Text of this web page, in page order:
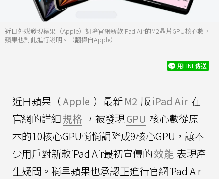
近日外媒發現蘋果（Apple）調降官網新款iPad Air的M2晶片GPU核心數，
蘋果也對此進行說明。（翻攝自Apple）
用LINE傳送
近日蘋果（Apple ）最新M2 版 iPad Air 在
官網的詳細規格 ，被發現GPU 核心數從原
本的10核心GPU悄悄調降成9核心GPU，讓不
少用戶對新款iPad Air最初宣傳的效能 表現產
生疑問。稍早蘋果也承認正進行官網iPad Air